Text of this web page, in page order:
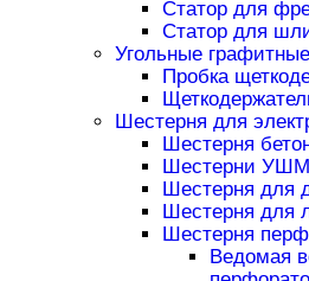
Статор для
Статор для
Угольные
Пробка
Шестерня для
Шестерня
Шестерни УШМ
Шестерня для
Шестерня для
Шестерня
Ведомая